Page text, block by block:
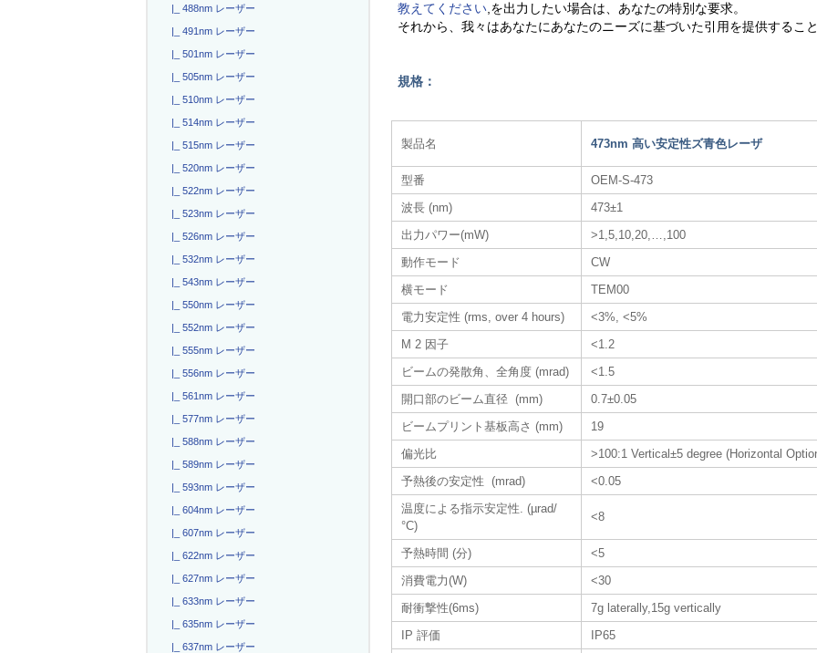
|_ 488nm レーザー
|_ 491nm レーザー
|_ 501nm レーザー
|_ 505nm レーザー
|_ 510nm レーザー
|_ 514nm レーザー
|_ 515nm レーザー
|_ 520nm レーザー
|_ 522nm レーザー
|_ 523nm レーザー
|_ 526nm レーザー
|_ 532nm レーザー
|_ 543nm レーザー
|_ 550nm レーザー
|_ 552nm レーザー
|_ 555nm レーザー
|_ 556nm レーザー
|_ 561nm レーザー
|_ 577nm レーザー
|_ 588nm レーザー
|_ 589nm レーザー
|_ 593nm レーザー
|_ 604nm レーザー
|_ 607nm レーザー
|_ 622nm レーザー
|_ 627nm レーザー
|_ 633nm レーザー
|_ 635nm レーザー
|_ 637nm レーザー
教えてください ,を出力したい場合は、あなたの特別な要求。
それから、我々はあなたにあなたのニーズに基づいた引用を提供するこ
規格：
製品名 473nm 高い安定性ズ青色レーザ​
型番
OEM-S-473
波長 (nm)
473±1
出力パワー(mW)
>1,5,10,20,…,100
動作モード
CW
横モード
TEM00
電力安定性 (rms, over 4 hours)
<3%, <5%
M 2 因子
<1.2
ビームの発散角、全角度 (mrad)
<1.5
開口部のビーム直径 (mm)
0.7±0.05
ビームプリント基板高さ (mm)
19
偏光比
>100:1 Vertical±5 degree (Horizontal
予熱後の安定性 (mrad)
<0.05
温度による指示安定性. (µrad/
°C)
<8
予熱時間 (分)
<5
消費電力(W)
<30
耐衝撃性(6ms)
7g laterally,15g vertically
IP 評価
IP65